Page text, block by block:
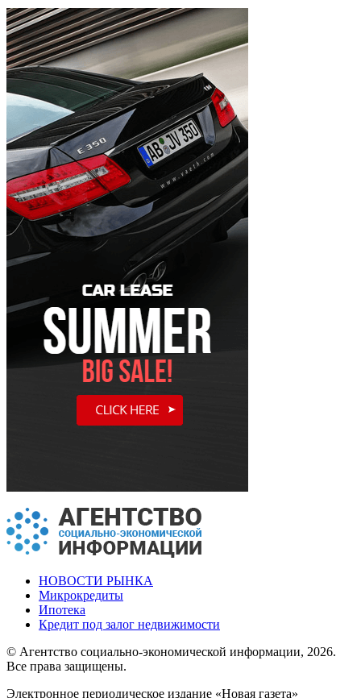
НОВОСТИ РЫНКА
Микрокредиты
Ипотека
Кредит под залог недвижимости
© Агентство социально-экономической информации, 2026.
Все права защищены.
Электронное периодическое издание «Новая газета»